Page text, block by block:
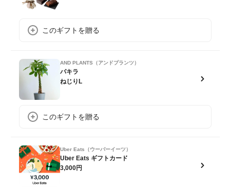
このギフトを贈る
AND PLANTS（アンドプランツ）
パキラ
ねじりL
このギフトを贈る
Uber Eats（ウーバーイーツ）
Uber Eats ギフトカード
3,000円